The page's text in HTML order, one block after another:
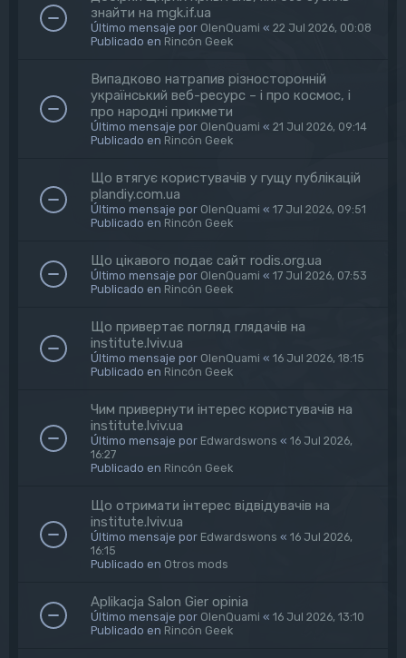
знайти на mgk.if.ua
Último mensaje por OlenQuami « 22 Jul 2026, 00:08
Publicado en Rincón Geek
Випадково натрапив різносторонній
український веб-ресурс – і про космос, і
про народні прикмети
Último mensaje por OlenQuami « 21 Jul 2026, 09:14
Publicado en Rincón Geek
Що втягує користувачів у гущу публікацій
plandiy.com.ua
Último mensaje por OlenQuami « 17 Jul 2026, 09:51
Publicado en Rincón Geek
Що цікавого подає сайт rodis.org.ua
Último mensaje por OlenQuami « 17 Jul 2026, 07:53
Publicado en Rincón Geek
Що привертає погляд глядачів на
institute.lviv.ua
Último mensaje por OlenQuami « 16 Jul 2026, 18:15
Publicado en Rincón Geek
Чим привернути інтерес користувачів на
institute.lviv.ua
Último mensaje por Edwardswons « 16 Jul 2026,
16:27
Publicado en Rincón Geek
Що отримати інтерес відвідувачів на
institute.lviv.ua
Último mensaje por Edwardswons « 16 Jul 2026,
16:15
Publicado en Otros mods
Aplikacja Salon Gier opinia
Último mensaje por OlenQuami « 16 Jul 2026, 13:10
Publicado en Rincón Geek